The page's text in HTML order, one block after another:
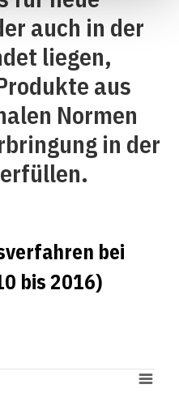
auch in der
liegen,
aus
Normen
in der
bei
bis 2016)